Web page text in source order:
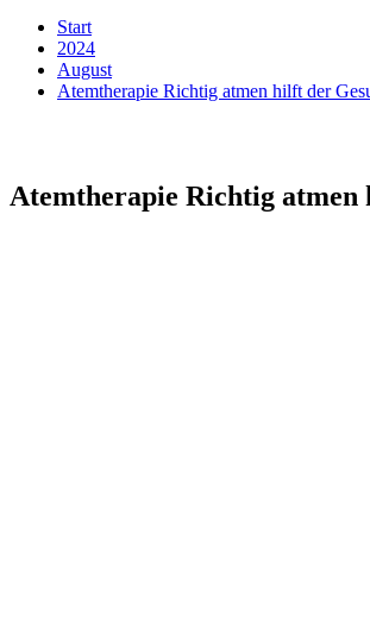
Start
2024
August
Atemtherapie Richtig atmen hilft der
Atemtherapie Richtig atmen